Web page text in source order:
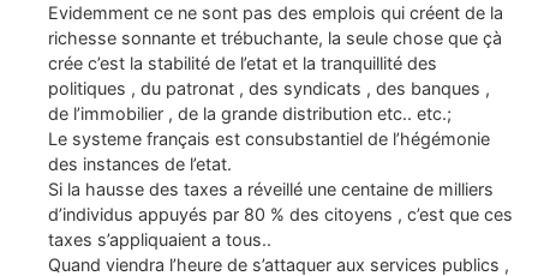
Evidemment ce ne sont pas des emplois qui créent de la
richesse sonnante et trébuchante, la seule chose que çà
crée c’est la stabilité de l’etat et la tranquillité des
politiques , du patronat , des syndicats , des banques ,
de l’immobilier , de la grande distribution etc.. etc.;
Le systeme français est consubstantiel de l’hégémonie
des instances de l’etat.
Si la hausse des taxes a réveillé une centaine de milliers
d’individus appuyés par 80 % des citoyens , c’est que ces
taxes s’appliquaient a tous..
Quand viendra l’heure de s’attaquer aux services publics ,